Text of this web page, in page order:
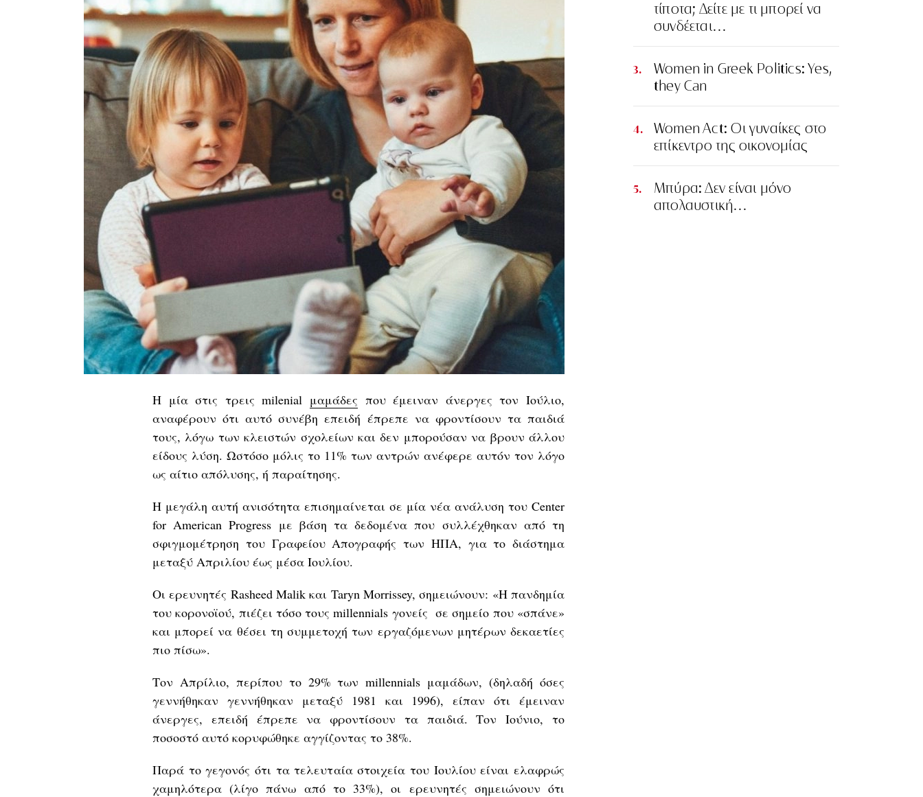
H μία στις τρεις milenial μαμάδες που έμειναν άνεργες τον Ιούλιο,
αναφέρουν ότι αυτό συνέβη επειδή έπρεπε να φροντίσουν τα παιδιά
τους, λόγω των κλειστών σχολείων και δεν μπορούσαν να βρουν άλλου
είδους λύση. Ωστόσο μόλις το 11% των αντρών ανέφερε αυτόν τον λόγο
ως αίτιο απόλυσης, ή παραίτησης.
Η μεγάλη αυτή ανισότητα επισημαίνεται σε μία νέα ανάλυση του Center
for American Progress με βάση τα δεδομένα που συλλέχθηκαν από τη
σφιγμομέτρηση του Γραφείου Απογραφής των ΗΠΑ, για το διάστημα
μεταξύ Aπριλίου έως μέσα Ιουλίου.
Οι ερευνητές Rasheed Malik και Taryn Morrissey, σημειώνουν: «Η πανδημία
του κορονοϊού, πιέζει τόσο τους millennials γονείς σε σημείο που «σπάνε»
και μπορεί να θέσει τη συμμετοχή των εργαζόμενων μητέρων δεκαετίες
πιο πίσω».
Τον Απρίλιο, περίπου το 29% των millennials μαμάδων, (δηλαδή όσες
γεννήθηκαν γεννήθηκαν μεταξύ 1981 και 1996), είπαν ότι έμειναν
άνεργες, επειδή έπρεπε να φροντίσουν τα παιδιά. Τον Ιούνιο, το
ποσοστό αυτό κορυφώθηκε αγγίζοντας το 38%.
Παρά το γεγονός ότι τα τελευταία στοιχεία του Ιουλίου είναι ελαφρώς
χαμηλότερα (λίγο πάνω από το 33%), οι ερευνητές σημειώνουν ότι
τίποτα; Δείτε με τι μπορεί να
συνδέεται…
Women in Greek Politics: Yes,
they Can
Women Act: Οι γυναίκες στο
επίκεντρο της οικονομίας
Μπύρα: Δεν είναι μόνο
απολαυστική…